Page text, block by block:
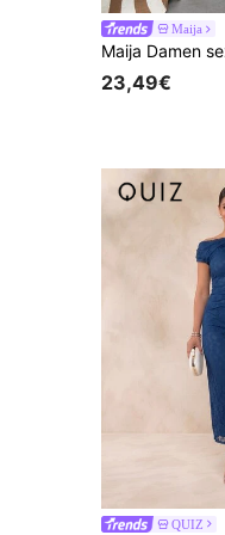
Maija
23,49€
QUIZ